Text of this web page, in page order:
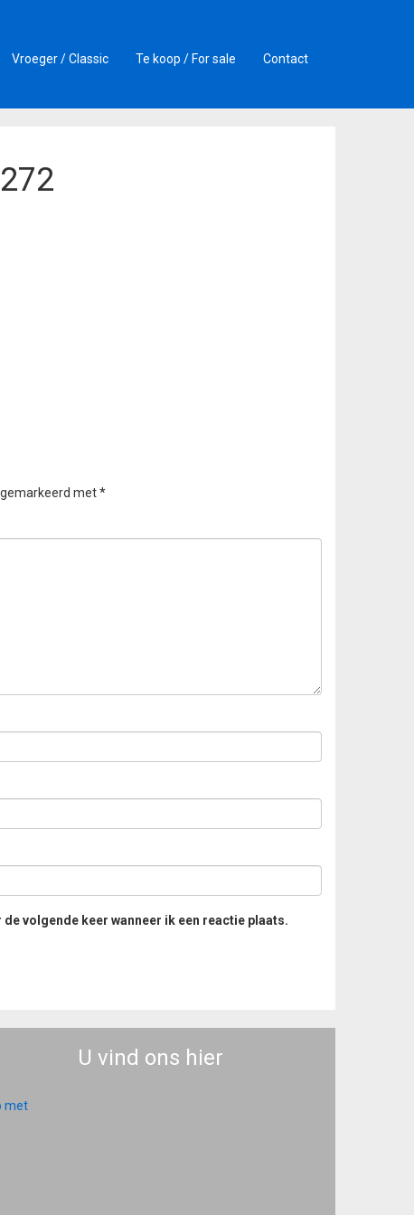
Vroeger / Classic Te koop / For sale Contact
met*
volgende keer wanneer ik een reactie plaats.
met
U vind ons hier